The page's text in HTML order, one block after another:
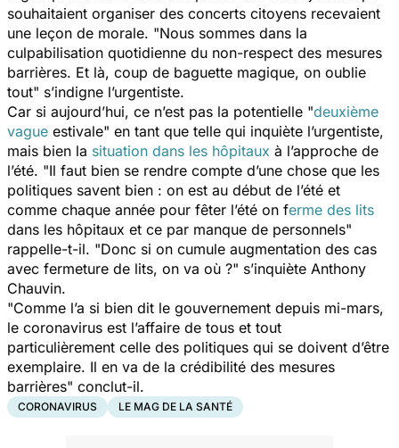
souhaitaient organiser des concerts citoyens recevaient
une leçon de morale. "Nous sommes dans la
culpabilisation quotidienne du non-respect des mesures
barrières. Et là, coup de baguette magique, on oublie
tout" s’indigne l’urgentiste.
Car si aujourd’hui, ce n’est pas la potentielle "deuxième
vague estivale" en tant que telle qui inquiète l’urgentiste,
mais bien la situation dans les hôpitaux à l’approche de
l’été. "Il faut bien se rendre compte d’une chose que les
politiques savent bien : on est au début de l’été et
comme chaque année pour fêter l’été on ferme des lits
dans les hôpitaux et ce par manque de personnels"
rappelle-t-il. "Donc si on cumule augmentation des cas
avec fermeture de lits, on va où ?" s’inquiète Anthony
Chauvin.
"Comme l’a si bien dit le gouvernement depuis mi-mars,
le coronavirus est l’affaire de tous et tout
particulièrement celle des politiques qui se doivent d’être
exemplaire. Il en va de la crédibilité des mesures
barrières" conclut-il.
CORONAVIRUS LE MAG DE LA SANTÉ